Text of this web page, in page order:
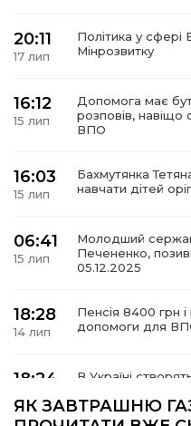
місія
20:11
17 лип
Політика у
Мінрозвитку
16:12
15 лип
Допомога має
розповів, навіщо
ВПО
16:03
15 лип
Бахмутянка
навчати дітей
06:41
15 лип
Молодший
Печененко,
05.12.2025
18:28
14 лип
Пенсія 8400 грн
допомоги для
18:24
В Україні
кордону
ЯК ЗАВТРАШНЮ